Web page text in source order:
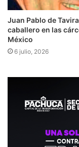
Juan Pablo de
caballero en las
México
6 julio, 2026